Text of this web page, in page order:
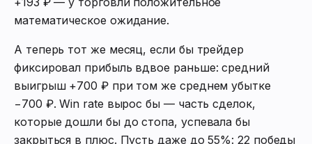
математическое ожидание.
А теперь тот же месяц, если бы трейдер
фиксировал прибыль вдвое раньше: средний
выигрыш +700 ₽ при том же среднем убытке
−700 ₽. Win rate вырос бы — часть сделок,
которые дошли бы до стопа, успевала бы
закрыться в плюс. Пусть даже до 55%: 22 победы